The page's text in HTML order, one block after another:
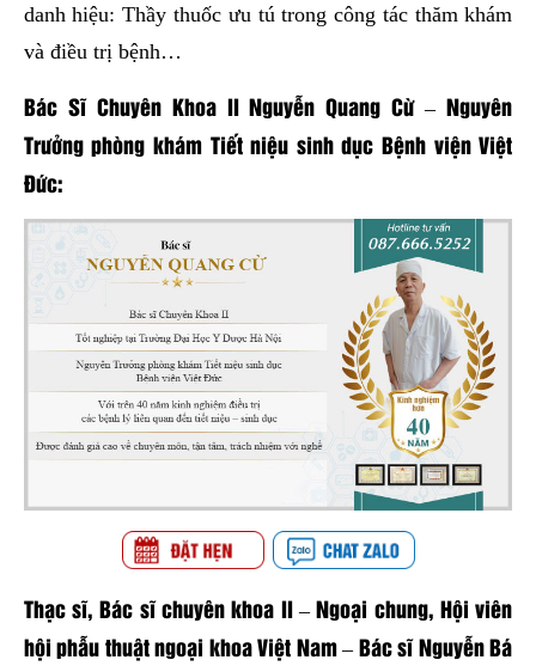
danh hiệu: Thầy thuốc ưu tú trong công tác thăm khám
và điều trị bệnh…
Bác Sĩ Chuyên Khoa II Nguyễn Quang Cừ – Nguyên
Trưởng phòng khám Tiết niệu sinh dục Bệnh viện Việt
Đức:
Thạc sĩ, Bác sĩ chuyên khoa II – Ngoại chung, Hội viên
hội phẫu thuật ngoại khoa Việt Nam – Bác sĩ Nguyễn Bá